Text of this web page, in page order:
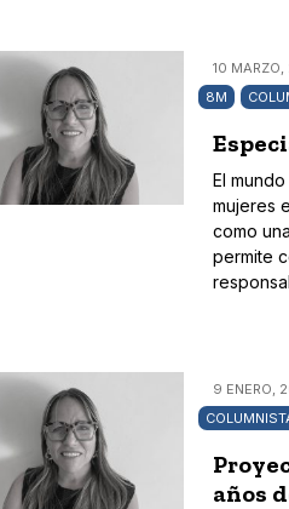
10
8M
El
mujeres
como
permite
9 ENERO,
años